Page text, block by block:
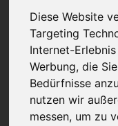
Diese Website
Targeting
Internet-
Werbung, die
Bedürfnisse
nutzen wir
messen, um zu